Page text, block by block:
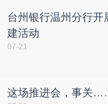
台州银行温州分行开
建活动
07-21
这场推进会，事关